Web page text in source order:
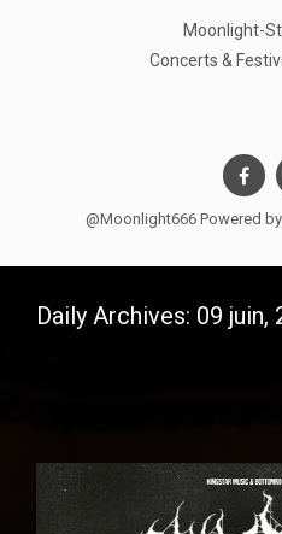
Moonlight-
Concerts &
@Moonlight666 Powered by
Daily Archives: 09 juin,